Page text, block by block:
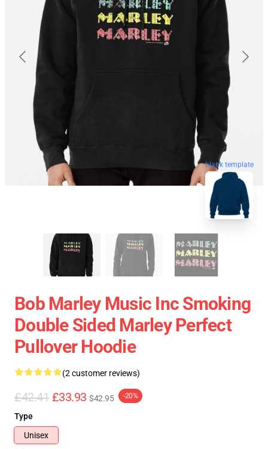
blank template
Bob Marley Music Inc Smoking
Double Sided Marley Perfect
Pullover Hoodie
(2 customer reviews)
£42.41 £33.93 $42.95 -20%
Type
Unisex